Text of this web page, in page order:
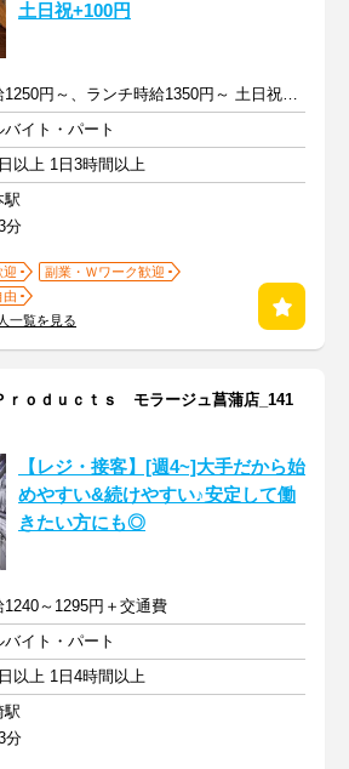
土日祝+100円
時給1250円～、ランチ時給1350円～ 土日祝+100円～
バイト・パート
以上 1日3時間以上
駅
分
迎
副業・Ｗワーク歓迎
由
一覧を見る
ｏｄｕｃｔｓ モラージュ菖蒲店_141
【レジ・接客】[週4~]大手だから始
めやすい&続けやすい♪安定して働
きたい方にも◎
1240～1295円＋交通費
バイト・パート
以上 1日4時間以上
駅
分